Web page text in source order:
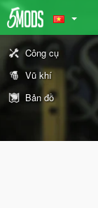
Công cụ
Vũ khí
Bản đồ